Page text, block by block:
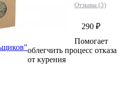
Отзывы (3)
290 ₽
Помогает
облегчить процесс отказа
от курения